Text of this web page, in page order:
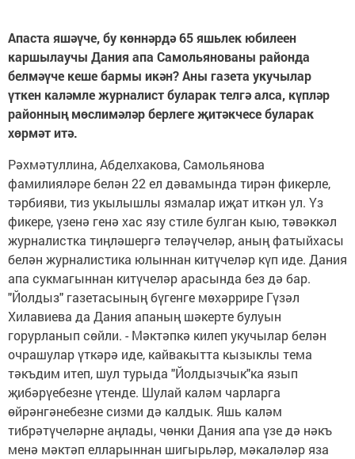
Апаста яшәүче, бу көннәрдә 65 яшьлек юбилеен
каршылаучы Дания апа Самольянованы районда
белмәүче кеше бармы икән? Аны газета укучылар
үткен каләмле журналист буларак телгә алса, күпләр
районның мөслимәләр берлеге җитәкчесе буларак
хөрмәт итә.
Рәхмәтуллина, Абделхакова, Самольянова
фамилияләре белән 22 ел дәвамында тирән фикерле,
тәрбияви, тиз укылышлы язмалар иҗат иткән ул. Үз
фикере, үзенә генә хас язу стиле булган кыю, тәвәккәл
журналистка тиңләшергә теләүчеләр, аның фатыйхасы
белән журналистика юлыннан китүчеләр күп иде. Дания
апа сукмагыннан китүчеләр арасында без дә бар.
"Йолдыз" газетасының бүгенге мөхәррире Гүзәл
Хилавиева да Дания апаның шәкерте булуын
горурланып сөйли. - Мәктәпкә килеп укучылар белән
очрашулар үткәрә иде, кайвакытта кызыклы тема
тәкъдим итеп, шул турыда "Йолдызчык"ка язып
җибәрүебезне үтенде. Шулай каләм чарларга
өйрәнгәнебезне сизми дә калдык. Яшь каләм
тибрәтүчеләрне аңлады, чөнки Дания апа үзе дә нәкъ
менә мәктәп елларыннан шигырьләр, мәкаләләр яза